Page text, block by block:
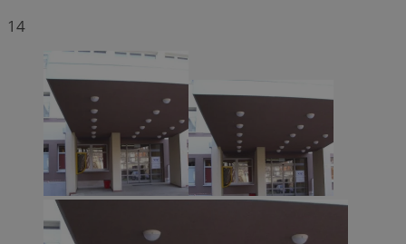
14